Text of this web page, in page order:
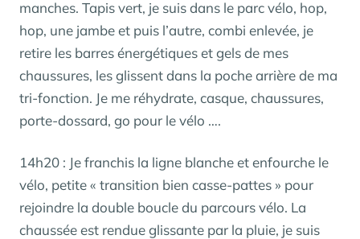
manches. Tapis vert, je suis dans le parc vélo, hop,
hop, une jambe et puis l’autre, combi enlevée, je
retire les barres énergétiques et gels de mes
chaussures, les glissent dans la poche arrière de ma
tri-fonction. Je me réhydrate, casque, chaussures,
porte-dossard, go pour le vélo ….
14h20 : Je franchis la ligne blanche et enfourche le
vélo, petite « transition bien casse-pattes » pour
rejoindre la double boucle du parcours vélo. La
chaussée est rendue glissante par la pluie, je suis